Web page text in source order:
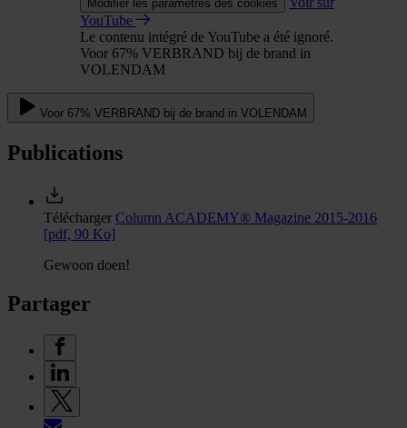
Modifier les paramètres des cookies
YouTube
Le contenu intégré de YouTube a été ignoré.
Voor 67% VERBRAND bij de brand in
VOLENDAM
Voor 67% VERBRAND bij de brand in VOLENDAM
Publications
Télécharger Column ACADEMY® Magazine 2015-2016
[pdf, 90 Ko]
Gewoon doen!
Partager